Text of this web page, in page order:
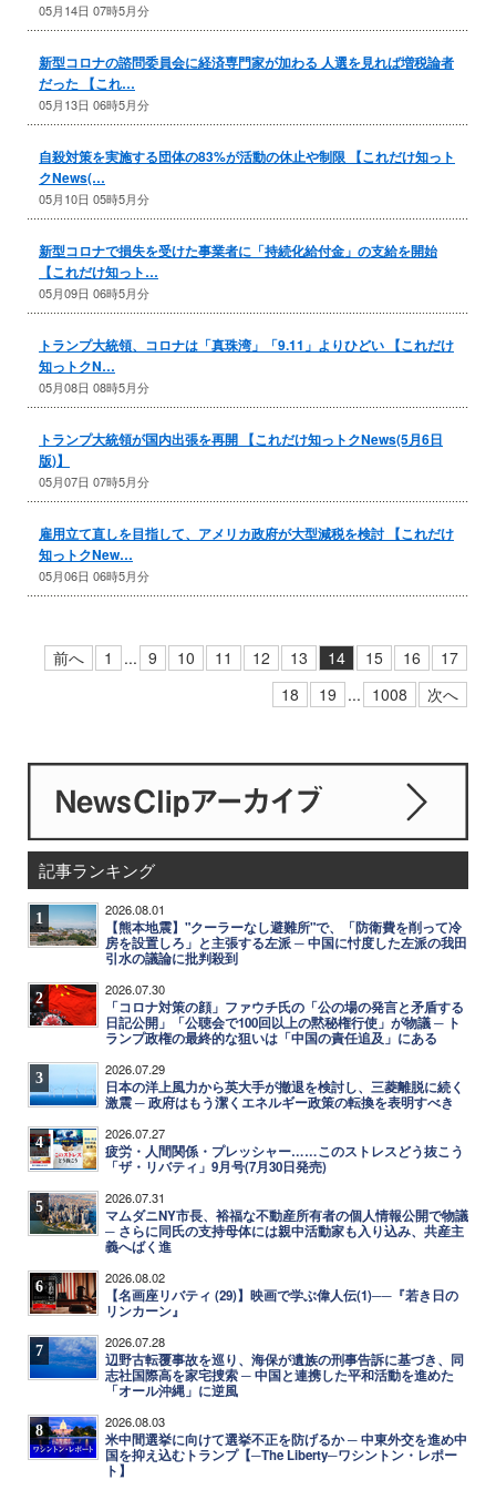
05月14日 07時5月分
新型コロナの諮問委員会に経済専門家が加わる 人選を見れば増税論者
だった 【これ…
05月13日 06時5月分
自殺対策を実施する団体の83%が活動の休止や制限 【これだけ知っト
クNews(…
05月10日 05時5月分
新型コロナで損失を受けた事業者に「持続化給付金」の支給を開始
【これだけ知っト…
05月09日 06時5月分
トランプ大統領、コロナは「真珠湾」「9.11」よりひどい 【これだけ
知っトクN…
05月08日 08時5月分
トランプ大統領が国内出張を再開 【これだけ知っトクNews(5月6日
版)】
05月07日 07時5月分
雇用立て直しを目指して、アメリカ政府が大型減税を検討 【これだけ
知っトクNew…
05月06日 06時5月分
前へ 1 ... 9 10 11 12 13 14 15 16
17
18
19 ... 1008 次へ
記事ランキング
1 2026.08.01
【熊本地震】"クーラーなし避難所"で、「防衛費を削って冷
房を設置しろ」と主張する左派 ─ 中国に忖度した左派の我田
引水の議論に批判殺到
2 2026.07.30
「コロナ対策の顔」ファウチ氏の「公の場の発言と矛盾する
日記公開」「公聴会で100回以上の黙秘権行使」が物議 ─ ト
ランプ政権の最終的な狙いは「中国の責任追及」にある
3 2026.07.29
日本の洋上風力から英大手が撤退を検討し、三菱離脱に続く
激震 ─ 政府はもう潔くエネルギー政策の転換を表明すべき
4 2026.07.27
疲労・人間関係・プレッシャー……このストレスどう抜こう
「ザ・リバティ」9月号(7月30日発売)
5 2026.07.31
マムダニNY市長、裕福な不動産所有者の個人情報公開で物議
─ さらに同氏の支持母体には親中活動家も入り込み、共産主
義へばく進
6 2026.08.02
【名画座リバティ (29)】映画で学ぶ偉人伝(1)──『若き日の
リンカーン』
7 2026.07.28
辺野古転覆事故を巡り、海保が遺族の刑事告訴に基づき、同
志社国際高を家宅捜索 ─ 中国と連携した平和活動を進めた
「オール沖縄」に逆風
8 2026.08.03
米中間選挙に向けて選挙不正を防げるか ─ 中東外交を進め中
国を抑え込むトランプ【─The Liberty─ワシントン・レポー
ト】